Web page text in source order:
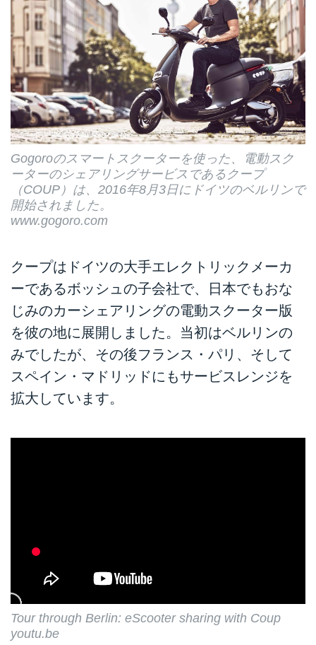
Gogoroのスマートスクーターを使った、電動スク
ーターのシェアリングサービスであるクープ
（COUP）は、2016年8月3日にドイツのベルリンで
開始されました。
www.gogoro.com
クープはドイツの大手エレクトリックメーカ
ーであるボッシュの子会社で、日本でもおな
じみのカーシェアリングの電動スクーター版
を彼の地に展開しました。当初はベルリンの
みでしたが、その後フランス・パリ、そして
スペイン・マドリッドにもサービスレンジを
拡大しています。
Tour through Berlin: eScooter sharing with Coup
youtu.be